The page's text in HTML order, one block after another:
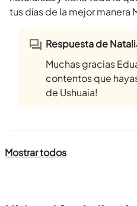
tus días de la mejor manera
Respuesta de
Muchas gracias
contentos que
de Ushuaia!
Mostrar todos